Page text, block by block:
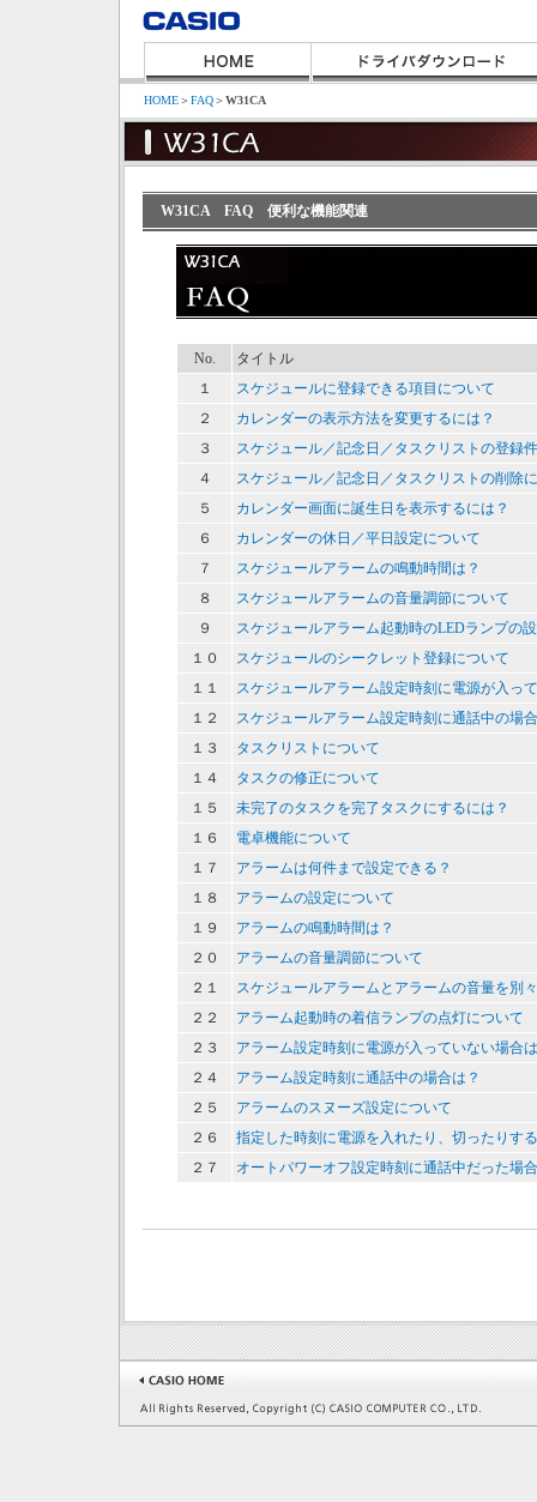
HOME＞FAQ＞W31CA
W31CA FAQ 便利な機能関連
No.
タイトル
１
スケジュールに登録できる項目について
２
カレンダーの表示方法を変更するには？
３
スケジュール／記念日／タスクリストの登録
４
スケジュール／記念日／タスクリストの削除
５
カレンダー画面に誕生日を表示するには？
６
カレンダーの休日／平日設定について
７
スケジュールアラームの鳴動時間は？
８
スケジュールアラームの音量調節について
９
スケジュールアラーム起動時のLEDランプの
１０
スケジュールのシークレット登録について
１１
スケジュールアラーム設定時刻に電源が入っ
１２
スケジュールアラーム設定時刻に通話中の場
１３
タスクリストについて
１４
タスクの修正について
１５
未完了のタスクを完了タスクにするには？
１６
電卓機能について
１７
アラームは何件まで設定できる？
１８
アラームの設定について
１９
アラームの鳴動時間は？
２０
アラームの音量調節について
２１
スケジュールアラームとアラームの音量を別
２２
アラーム起動時の着信ランプの点灯について
２３
アラーム設定時刻に電源が入っていない場合
２４
アラーム設定時刻に通話中の場合は？
２５
アラームのスヌーズ設定について
２６
指定した時刻に電源を入れたり、切ったりす
２７
オートパワーオフ設定時刻に通話中だった場